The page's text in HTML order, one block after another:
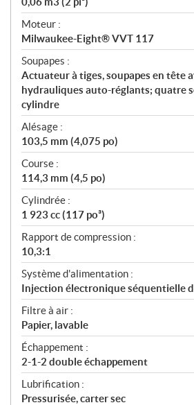
Moteur :
Milwaukee-Eight® VVT 117
Soupapes :
Actuateur à tiges, soupapes en tête
hydrauliques auto-réglants; quatre
cylindre
Alésage :
103,5 mm (4,075 po)
Course :
114,3 mm (4,5 po)
Cylindrée :
1 923 cc (117 po³)
Rapport de compression :
10,3:1
Système d'alimentation :
Injection électronique séquentielle
Filtre à air :
Papier, lavable
Échappement :
2-1-2 double échappement
Lubrification :
Pressurisée, carter sec